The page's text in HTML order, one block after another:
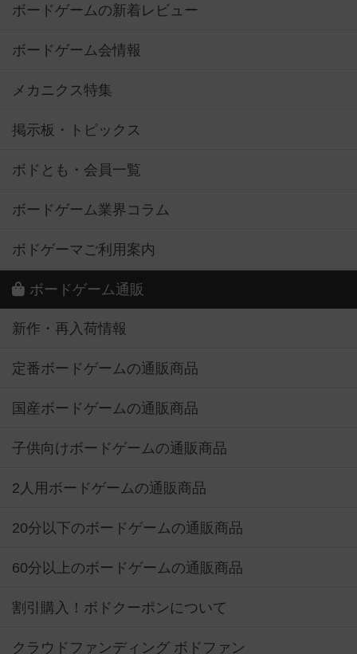
ボードゲームの新着レビュー
ボードゲーム会情報
メカニクス特集
掲示板・トピックス
ボドとも・会員一覧
ボードゲーム業界コラム
ボドゲーマご利用案内
ボードゲーム通販
新作・再入荷情報
定番ボードゲームの通販商品
国産ボードゲームの通販商品
子供向けボードゲームの通販商品
2人用ボードゲームの通販商品
20分以下のボードゲームの通販商品
60分以上のボードゲームの通販商品
割引購入！ボドクーポンについて
クラウドファンディング ボドファン